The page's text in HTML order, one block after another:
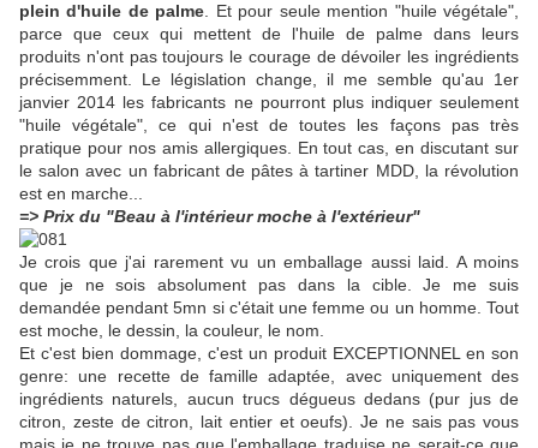
plein d'huile de palme . Et pour seule mention "huile végétale",
parce que ceux qui mettent de l'huile de palme dans leurs
produits n'ont pas toujours le courage de dévoiler les ingrédients
précisemment. Le législation change, il me semble qu'au 1er
janvier 2014 les fabricants ne pourront plus indiquer seulement
"huile végétale", ce qui n'est de toutes les façons pas très
pratique pour nos amis allergiques. En tout cas, en discutant sur
le salon avec un fabricant de pâtes à tartiner MDD, la révolution
est en marche...
=> Prix du "Beau à l'intérieur moche à l'extérieur"
Je crois que j'ai rarement vu un emballage aussi laid. A moins
que je ne sois absolument pas dans la cible. Je me suis
demandée pendant 5mn si c'était une femme ou un homme. Tout
est moche, le dessin, la couleur, le nom.
Et c'est bien dommage, c'est un produit EXCEPTIONNEL en son
genre: une recette de famille adaptée, avec uniquement des
ingrédients naturels, aucun trucs dégueus dedans (pur jus de
citron, zeste de citron, lait entier et oeufs). Je ne sais pas vous